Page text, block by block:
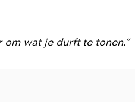
om wat je durft te tonen.”